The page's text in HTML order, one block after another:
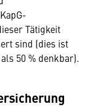
Tätigkeit
sind (dies ist
50 % denkbar).